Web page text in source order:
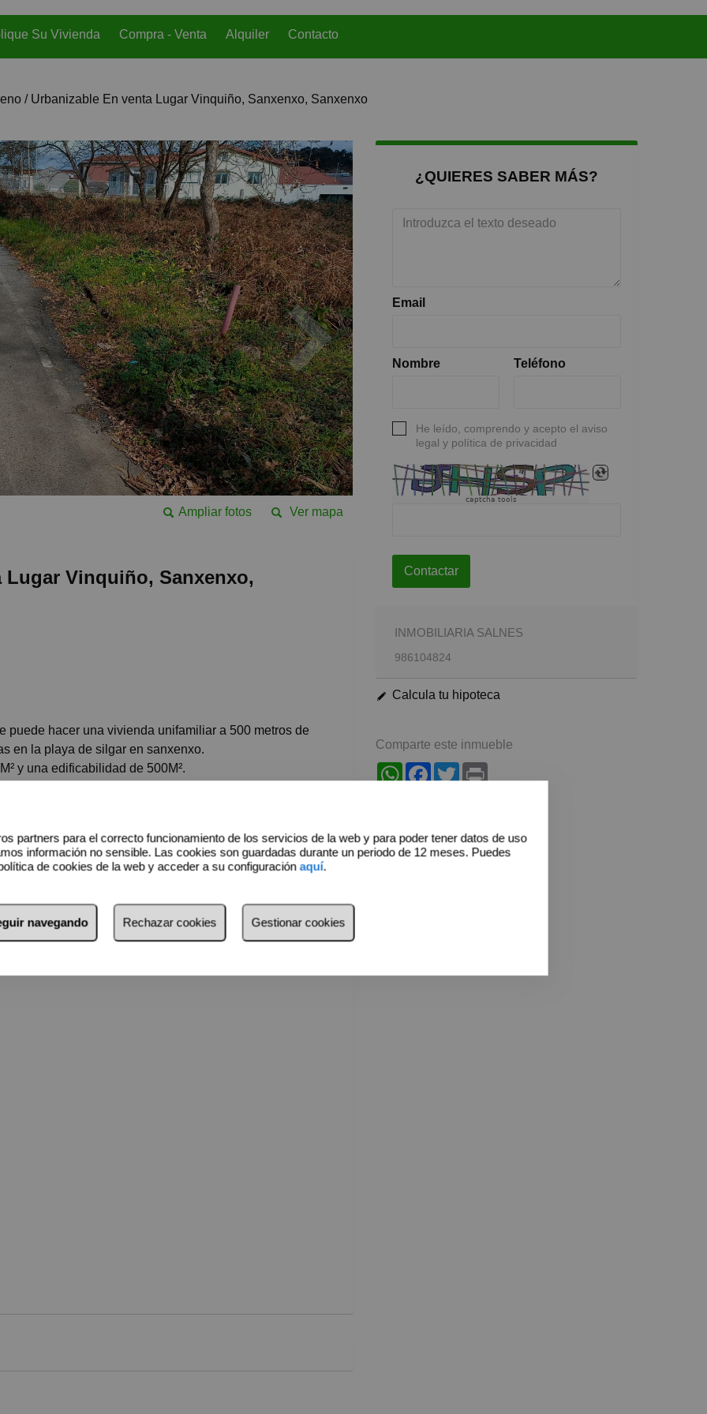
Su Vivienda Compra - Venta Alquiler Contacto
/ Urbanizable En venta Lugar Vinquiño, Sanxenxo, Sanxenxo
Ver mapa
Ampliar fotos
Lugar Vinquiño, Sanxenxo,
en la playa de silgar en sanxenxo.
y una edificabilidad de 500M².
el terreno es practicamente llano en dos alturas, la parte
mas baja.
parte trasera.
¿QUIERES SABER MÁS?
Email
Nombre Teléfono
He leído, comprendo y acepto el aviso
legal y política de privacidad
captcha tools
Contactar
INMOBILIARIA SALNES
986104824
Calcula tu hipoteca
Comparte este inmueble
WhatsAppFacebook
Twitter
partners para el correcto funcionamiento de los servicios de la web y para poder tener datos de uso
información no sensible. Las cookies son guardadas durante un periodo de 12 meses. Puedes
de cookies de la web y acceder a su configuraciónaquí.
navegando Rechazar cookies Gestionar cookies